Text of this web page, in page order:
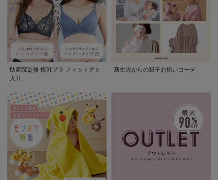
助産院監修 授乳ブラ フィットグミ
入り
新生児からの親子お揃いコーデ